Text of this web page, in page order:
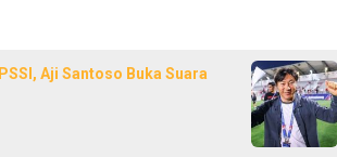
Aji Santoso Buka Suara